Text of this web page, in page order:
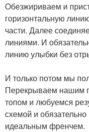
Обезжириваем и
горизонтальную
части. Далее
линиями. И
линию улыбки без
И только потом мы
Перекрываем нашим
топом и любуемся
схемой и
идеальным френчем.